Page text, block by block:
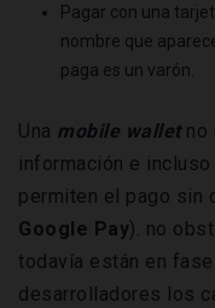
Pagar con una
nombre que
paga es un varón.
Una mobile wallet no
información e
permiten el pago sin
Google Pay). no
todavía están en
desarrolladores los